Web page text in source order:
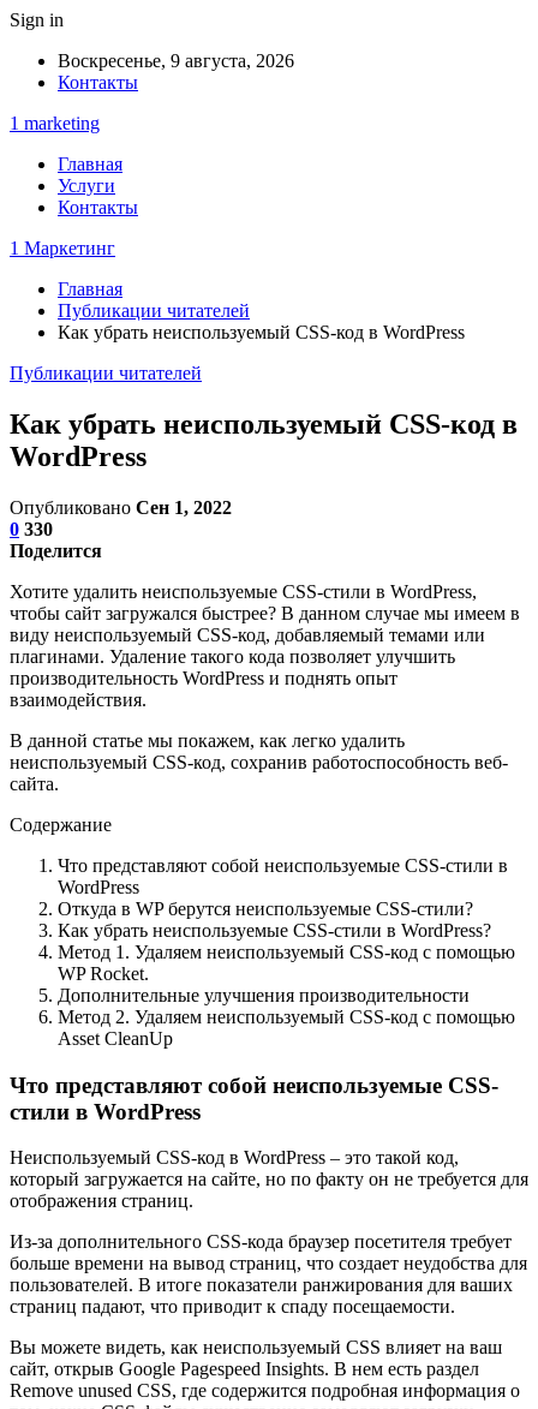
Sign in
Воскресенье, 9 августа, 2026
Контакты
1 marketing
Главная
Услуги
Контакты
1 Маркетинг
Главная
Публикации читателей
Как убрать неиспользуемый CSS-код в WordPress
Публикации читателей
Как убрать неиспользуемый CSS-код в
WordPress
Опубликовано Сен 1, 2022
0 330
Поделится
Хотите удалить неиспользуемые CSS-стили в WordPress,
чтобы сайт загружался быстрее? В данном случае мы имеем в
виду неиспользуемый CSS-код, добавляемый темами или
плагинами. Удаление такого кода позволяет улучшить
производительность WordPress и поднять опыт
взаимодействия.
В данной статье мы покажем, как легко удалить
неиспользуемый CSS-код, сохранив работоспособность веб-
сайта.
Содержание
Что представляют собой неиспользуемые CSS-стили в
WordPress
Откуда в WP берутся неиспользуемые CSS-стили?
Как убрать неиспользуемые CSS-стили в WordPress?
Метод 1. Удаляем неиспользуемый CSS-код с помощью
WP Rocket.
Дополнительные улучшения производительности
Метод 2. Удаляем неиспользуемый CSS-код с помощью
Asset CleanUp
Что представляют собой неиспользуемые CSS-
стили в WordPress
Неиспользуемый CSS-код в WordPress – это такой код,
который загружается на сайте, но по факту он не требуется для
отображения страниц.
Из-за дополнительного CSS-кода браузер посетителя требует
больше времени на вывод страниц, что создает неудобства для
пользователей. В итоге показатели ранжирования для ваших
страниц падают, что приводит к спаду посещаемости.
Вы можете видеть, как неиспользуемый CSS влияет на ваш
сайт, открыв Google Pagespeed Insights. В нем есть раздел
Remove unused CSS, где содержится подробная информация о